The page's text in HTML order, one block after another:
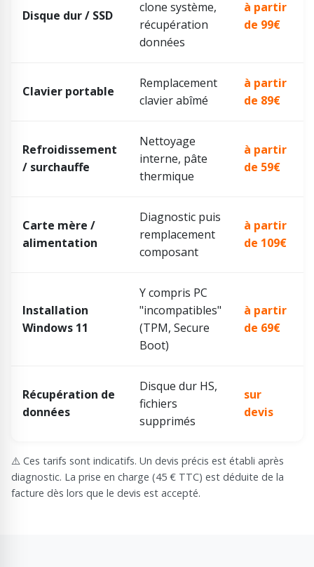
Disque dur / SSD
clone système,
récupération
données
à partir
de 99€
Clavier portable
Remplacement
clavier abîmé
à partir
de 89€
Refroidissement
/ surchauffe
Nettoyage
interne, pâte
thermique
à partir
de 59€
Carte mère /
alimentation
Diagnostic puis
remplacement
composant
à partir
de 109€
Installation
Windows 11
Y compris PC
"incompatibles"
(TPM, Secure
Boot)
à partir
de 69€
Récupération de
données
Disque dur HS,
fichiers
supprimés
sur
devis
⚠️ Ces tarifs sont indicatifs. Un devis précis est établi après
diagnostic. La prise en charge (45 € TTC) est déduite de la
facture dès lors que le devis est accepté.